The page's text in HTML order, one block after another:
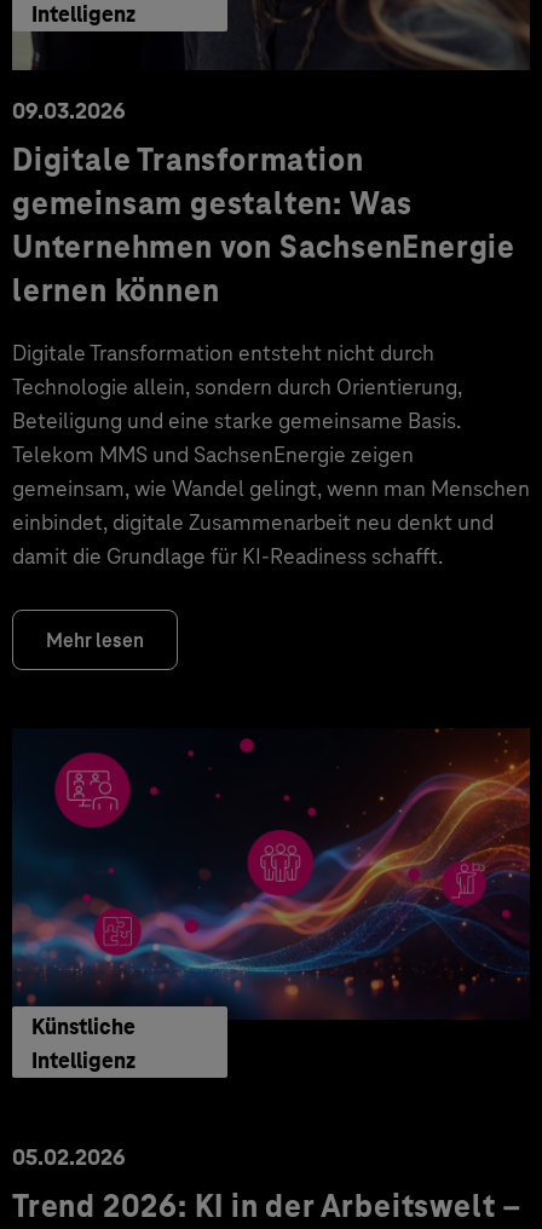
Intelligenz
09.03.2026
Digitale Transformation
gemeinsam gestalten: Was
Unternehmen von SachsenEnergie
lernen können
Digitale Transformation entsteht nicht durch
Technologie allein, sondern durch Orientierung,
Beteiligung und eine starke gemeinsame Basis.
Telekom MMS und SachsenEnergie zeigen
gemeinsam, wie Wandel gelingt, wenn man Menschen
einbindet, digitale Zusammenarbeit neu denkt und
damit die Grundlage für KI‑Readiness schafft.
Mehr lesen
Künstliche
Intelligenz
05.02.2026
Trend 2026: KI in der Arbeitswelt –